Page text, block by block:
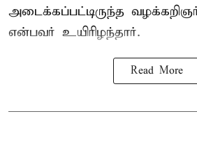
அடைக்கப்பட்டிருந்த
என்பவர் உயிரிழந்தார்.
Read More